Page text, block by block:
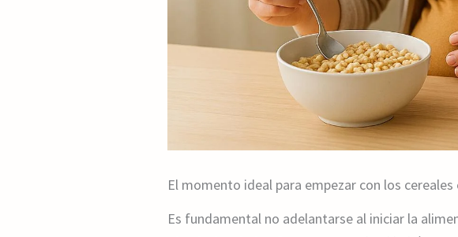
El momento ideal para empezar con los
Es fundamental no adelantarse al iniciar la